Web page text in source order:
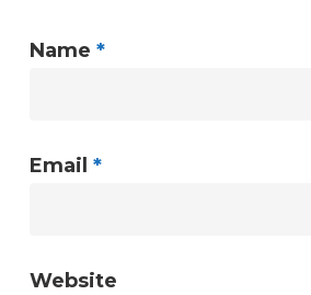
Name *
Email *
Website